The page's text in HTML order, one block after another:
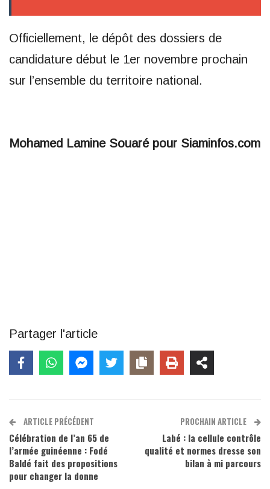
Officiellement, le dépôt des dossiers de
candidature début le 1er novembre prochain
sur l’ensemble du territoire national.
Mohamed Lamine Souaré pour Siaminfos.com
Partager l'article
ARTICLE PRÉCÉDENT
Célébration de l’an 65 de
l’armée guinéenne : Fodé
Baldé fait des propositions
pour changer la donne
PROCHAIN ARTICLE
Labé : la cellule contrôle
qualité et normes dresse son
bilan à mi parcours